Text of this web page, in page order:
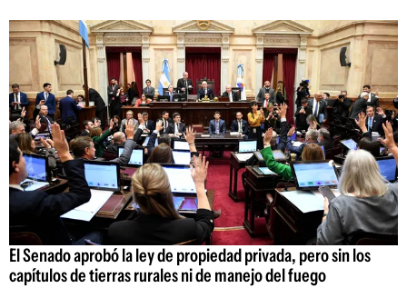
El Senado aprobó la ley de propiedad privada, pero sin los
capítulos de tierras rurales ni de manejo del fuego